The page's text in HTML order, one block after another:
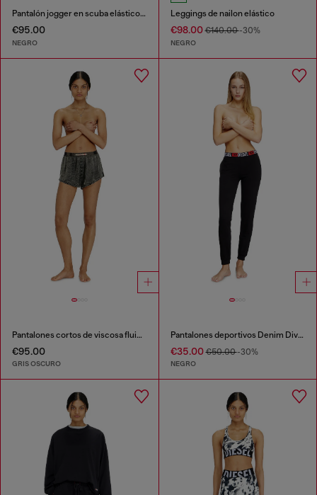
Pantalón jogger en scuba elástico ligero
€95.00
NEGRO
Leggings de nailon elástico
€98.00€140.00-30%
NEGRO
Pantalones cortos de viscosa fluida tratada
€95.00
GRIS OSCURO
Pantalones deportivos Denim Division
€35.00€50.00-30%
NEGRO